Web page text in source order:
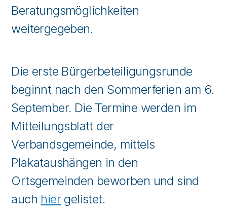
Beratungsmöglichkeiten
weitergegeben.
Die erste Bürgerbeteiligungsrunde
beginnt nach den Sommerferien am 6.
September. Die Termine werden im
Mitteilungsblatt der
Verbandsgemeinde, mittels
Plakataushängen in den
Ortsgemeinden beworben und sind
auch hier gelistet.